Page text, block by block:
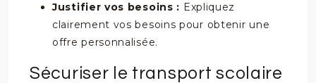
Justifier vos besoins : Expliquez
clairement vos besoins pour obtenir une
offre personnalisée.
Sécuriser le transport scolaire